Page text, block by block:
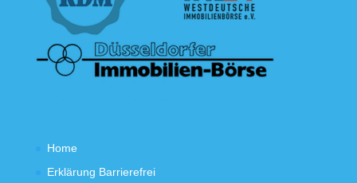
Home
Erklärung Barrierefrei